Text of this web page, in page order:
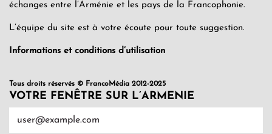
échanges entre l’Arménie et les pays de la Francophonie.
L’équipe du site est à votre écoute pour toute suggestion.
Informations et conditions d’utilisation
Tous droits réservés © FrancoMédia 2012-2025
VOTRE FENÊTRE SUR L’ARMENIE